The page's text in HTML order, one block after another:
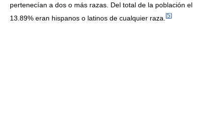
pertenecían a dos o más razas. Del total de la población el
13.89% eran hispanos o latinos de cualquier raza. [5]